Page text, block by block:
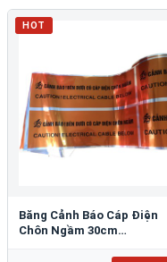
HOT
Băng Cảnh Báo Cáp Điện
Chôn Ngầm 30cm